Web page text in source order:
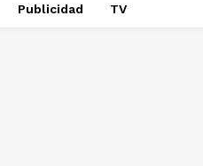
Publicidad TV